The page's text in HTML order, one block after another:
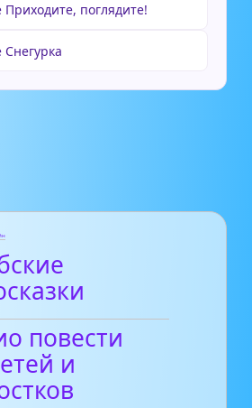
Приходите, поглядите!
повести
и